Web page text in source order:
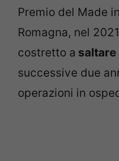
Premio del Made
Romagna, nel
costretto a saltare
successive due
operazioni in